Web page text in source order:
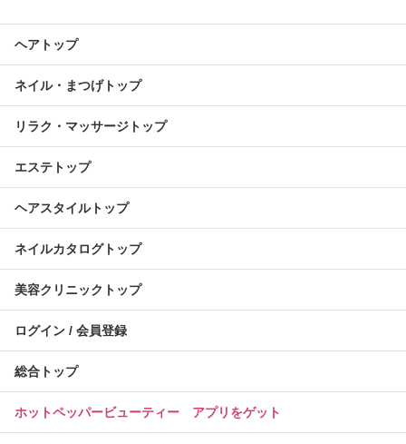
ヘアトップ
ネイル・まつげトップ
リラク・マッサージトップ
エステトップ
ヘアスタイルトップ
ネイルカタログトップ
美容クリニックトップ
ログイン / 会員登録
総合トップ
ホットペッパービューティー アプリをゲット